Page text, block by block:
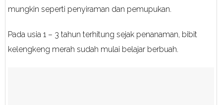
mungkin seperti penyiraman dan pemupukan.
Pada usia 1 – 3 tahun terhitung sejak penanaman, bibit
kelengkeng merah sudah mulai belajar berbuah.